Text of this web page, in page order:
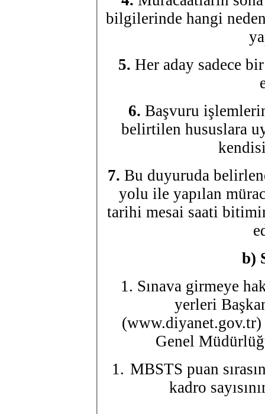
bilgilerinde hangi
5. Her aday sadece
6. Başvuru
belirtilen hususlara
7. Bu duyuruda
yolu ile yapılan
tarihi mesai saati
b)
1. Sınava girmeye
yerleri
(www.diyanet.gov.tr)
Genel
MBSTS puan
kadro